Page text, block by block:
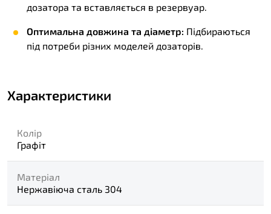
дозатора та вставляється в резервуар.
Оптимальна довжина та діаметр: Підбираються
під потреби різних моделей дозаторів.
Характеристики
Колір
Графіт
Матеріал
Нержавіюча сталь 304